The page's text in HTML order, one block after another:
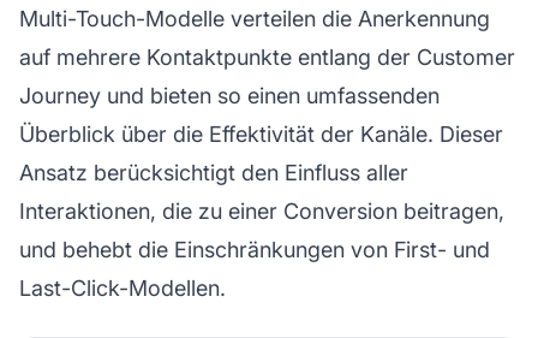
Multi-Touch-Modelle verteilen die Anerkennung
auf mehrere Kontaktpunkte entlang der Customer
Journey und bieten so einen umfassenden
Überblick über die Effektivität der Kanäle. Dieser
Ansatz berücksichtigt den Einfluss aller
Interaktionen, die zu einer Conversion beitragen,
und behebt die Einschränkungen von First- und
Last-Click-Modellen.